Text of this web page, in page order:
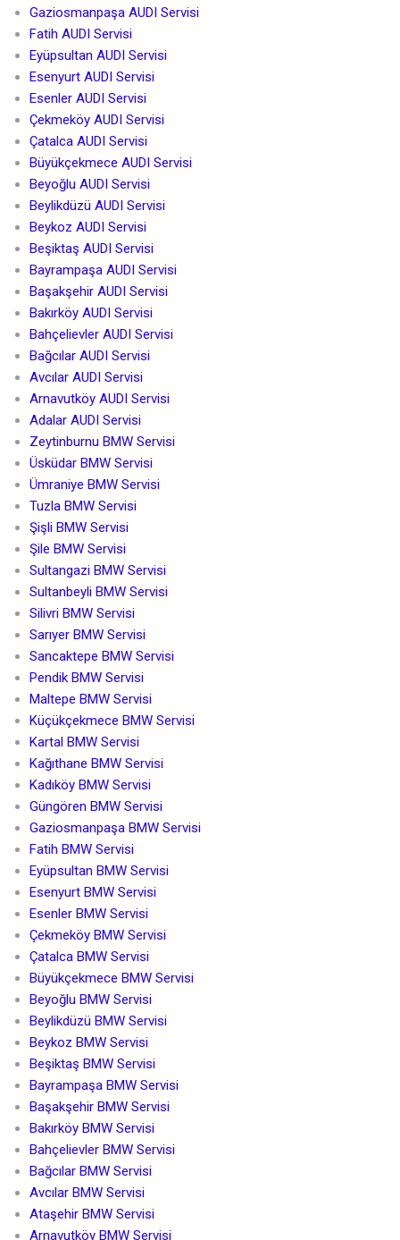
Gaziosmanpaşa AUDI Servisi
Fatih AUDI Servisi
Eyüpsultan AUDI Servisi
Esenyurt AUDI Servisi
Esenler AUDI Servisi
Çekmeköy AUDI Servisi
Çatalca AUDI Servisi
Büyükçekmece AUDI Servisi
Beyoğlu AUDI Servisi
Beylikdüzü AUDI Servisi
Beykoz AUDI Servisi
Beşiktaş AUDI Servisi
Bayrampaşa AUDI Servisi
Başakşehir AUDI Servisi
Bakırköy AUDI Servisi
Bahçelievler AUDI Servisi
Bağcılar AUDI Servisi
Avcılar AUDI Servisi
Arnavutköy AUDI Servisi
Adalar AUDI Servisi
Zeytinburnu BMW Servisi
Üsküdar BMW Servisi
Ümraniye BMW Servisi
Tuzla BMW Servisi
Şişli BMW Servisi
Şile BMW Servisi
Sultangazi BMW Servisi
Sultanbeyli BMW Servisi
Silivri BMW Servisi
Sarıyer BMW Servisi
Sancaktepe BMW Servisi
Pendik BMW Servisi
Maltepe BMW Servisi
Küçükçekmece BMW Servisi
Kartal BMW Servisi
Kağıthane BMW Servisi
Kadıköy BMW Servisi
Güngören BMW Servisi
Gaziosmanpaşa BMW Servisi
Fatih BMW Servisi
Eyüpsultan BMW Servisi
Esenyurt BMW Servisi
Esenler BMW Servisi
Çekmeköy BMW Servisi
Çatalca BMW Servisi
Büyükçekmece BMW Servisi
Beyoğlu BMW Servisi
Beylikdüzü BMW Servisi
Beykoz BMW Servisi
Beşiktaş BMW Servisi
Bayrampaşa BMW Servisi
Başakşehir BMW Servisi
Bakırköy BMW Servisi
Bahçelievler BMW Servisi
Bağcılar BMW Servisi
Avcılar BMW Servisi
Ataşehir BMW Servisi
Arnavutköy BMW Servisi